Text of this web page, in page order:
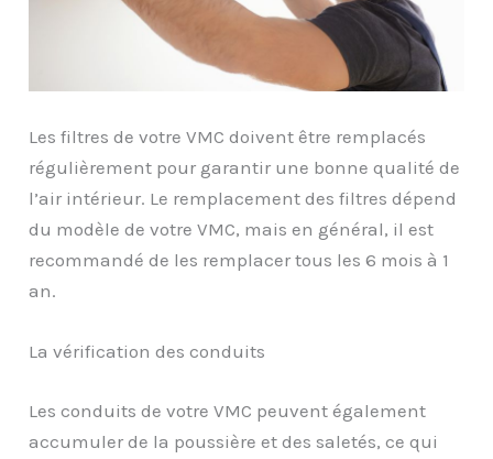
Les filtres de votre VMC doivent être remplacés
régulièrement pour garantir une bonne qualité de
l’air intérieur. Le remplacement des filtres dépend
du modèle de votre VMC, mais en général, il est
recommandé de les remplacer tous les 6 mois à 1
an.
La vérification des conduits
Les conduits de votre VMC peuvent également
accumuler de la poussière et des saletés, ce qui